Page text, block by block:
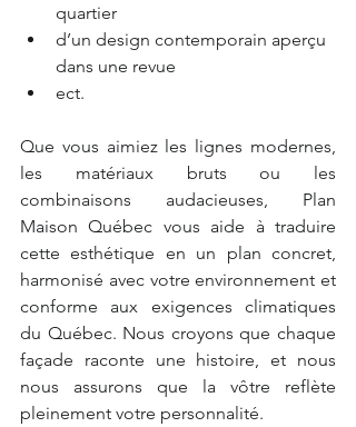
quartier
d’un design contemporain aperçu
dans une revue
ect.
Que vous aimiez les lignes modernes,
les matériaux bruts ou les
combinaisons audacieuses, Plan
Maison Québec vous aide à traduire
cette esthétique en un plan concret,
harmonisé avec votre environnement et
conforme aux exigences climatiques
du Québec. Nous croyons que chaque
façade raconte une histoire, et nous
nous assurons que la vôtre reflète
pleinement votre personnalité.